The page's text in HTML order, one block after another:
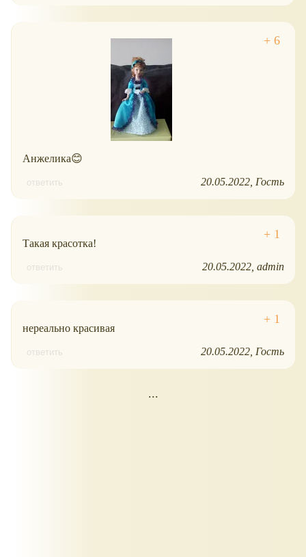
Анжелика😊
ответить 20.05.2022 Гость
Такая красотка!
ответить 20.05.2022 admin
нереально красивая
ответить 20.05.2022 Гость
...